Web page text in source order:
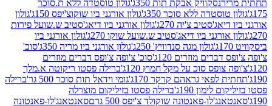
נסקוויק אבקת תות 350ג'
גולון טוסטדה ללא ת.סוכר
ללא סוכר 350ג'
גולון אורגני ביו שוקוצ'יפס 150ג'
גולון
צ'יה 270ג'
גולון אורגני ביו דיאג'סטיב ש.שועל פירות
ביו דיאג'סטיב ש.שועל שוקו 270ג'
גולון אורגני ביו
גולון מגה סנדוויץ' 250ג'
גולון אורגני ביו מריה 350ג'
סוכ'
מוזרים 120ג'
סוכ' צ'ופה צ'ופס דברים מוזרים
סוכ על מקל חמוץ 120ג'
ברילה פסטו ריקוטה א.מלך
לפאי גראהם קרקר 170ג'
גומי וידאל תות סוכר 500 גר'
ברילה
לימון 190ג'
ברילה פסטו בזיליקום מוצרלה
פאנטונה שוקולד צ'יפס 500 גרם
סאנטאנג'לו-פאנטונה